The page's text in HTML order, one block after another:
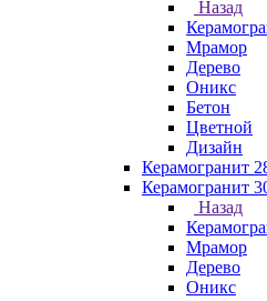
Назад
Мрамор
Дерево
Оникс
Бетон
Цветной
Дизайн
Керамогранит
Керамогранит
Назад
Мрамор
Дерево
Оникс